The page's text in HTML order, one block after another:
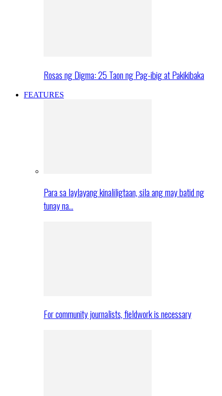
Rosas ng Digma: 25 Taon ng Pag-ibig at Pakikibaka
FEATURES
Para sa laylayang kinaliligtaan, sila ang may batid ng
tunay na…
For community journalists, fieldwork is necessary